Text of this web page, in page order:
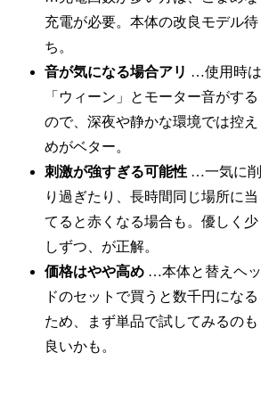
充電が必要。本体の改良モデル待
ち。
音が気になる場合アリ …使用時は
「ウィーン」とモーター音がする
ので、深夜や静かな環境では控え
めがベター。
刺激が強すぎる可能性 …一気に削
り過ぎたり、長時間同じ場所に当
てると赤くなる場合も。優しく少
しずつ、が正解。
価格はやや高め …本体と替えヘッ
ドのセットで買うと数千円になる
ため、まず単品で試してみるのも
良いかも。